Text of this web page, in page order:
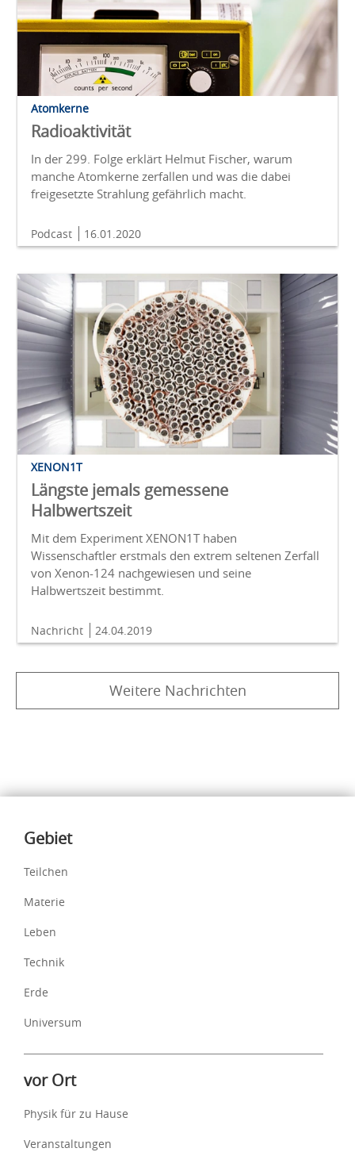
Atomkerne
Radioaktivität
In der 299. Folge erklärt Helmut Fischer, warum
manche Atomkerne zerfallen und was die dabei
freigesetzte Strahlung gefährlich macht.
Podcast 16.01.2020
XENON1T
Längste jemals gemessene
Halbwertszeit
Mit dem Experiment XENON1T haben
Wissenschaftler erstmals den extrem seltenen Zerfall
von Xenon-124 nachgewiesen und seine
Halbwertszeit bestimmt.
Nachricht 24.04.2019
Weitere Nachrichten
Inhalte
Gebiet
Teilchen
Materie
Leben
Technik
Erde
Universum
vor Ort
Physik für zu Hause
Veranstaltungen